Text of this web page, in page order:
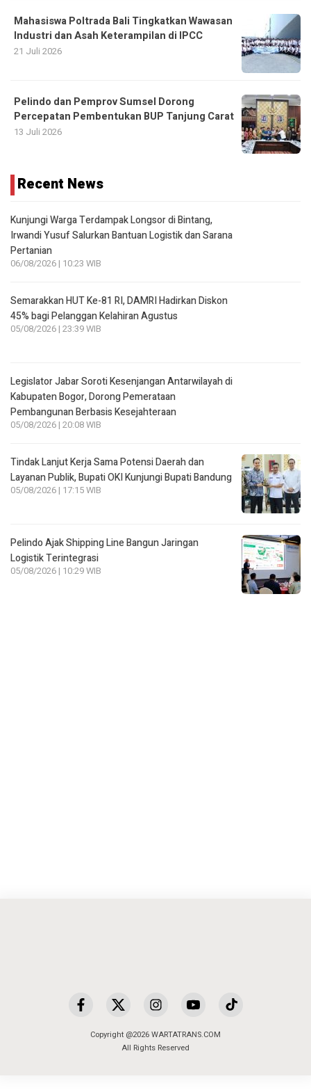
Mahasiswa Poltrada Bali Tingkatkan Wawasan
Industri dan Asah Keterampilan di IPCC
21 Juli 2026
Pelindo dan Pemprov Sumsel Dorong
Percepatan Pembentukan BUP Tanjung Carat
13 Juli 2026
Recent News
Kunjungi Warga Terdampak Longsor di Bintang,
Irwandi Yusuf Salurkan Bantuan Logistik dan Sarana
Pertanian
06/08/2026 | 10:23 WIB
Semarakkan HUT Ke-81 RI, DAMRI Hadirkan Diskon
45% bagi Pelanggan Kelahiran Agustus
05/08/2026 | 23:39 WIB
Legislator Jabar Soroti Kesenjangan Antarwilayah di
Kabupaten Bogor, Dorong Pemerataan
Pembangunan Berbasis Kesejahteraan
05/08/2026 | 20:08 WIB
Tindak Lanjut Kerja Sama Potensi Daerah dan
Layanan Publik, Bupati OKI Kunjungi Bupati Bandung
05/08/2026 | 17:15 WIB
Pelindo Ajak Shipping Line Bangun Jaringan
Logistik Terintegrasi
05/08/2026 | 10:29 WIB
Copyright @2026 WARTATRANS.COM
All Rights Reserved